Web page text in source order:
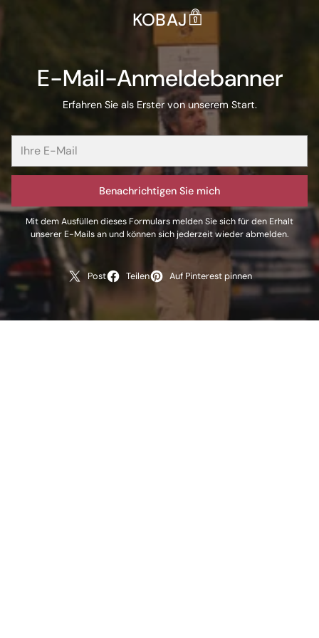
KOBAJ
E-Mail-Anmeldebanner
Erfahren Sie als Erster von unserem Start.
Benachrichtigen Sie mich
Mit dem Ausfüllen dieses Formulars melden Sie sich für den Erhalt
unserer E-Mails an und können sich jederzeit wieder abmelden.
Post Teilen Auf Pinterest pinnen